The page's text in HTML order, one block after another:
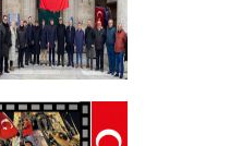
Programı